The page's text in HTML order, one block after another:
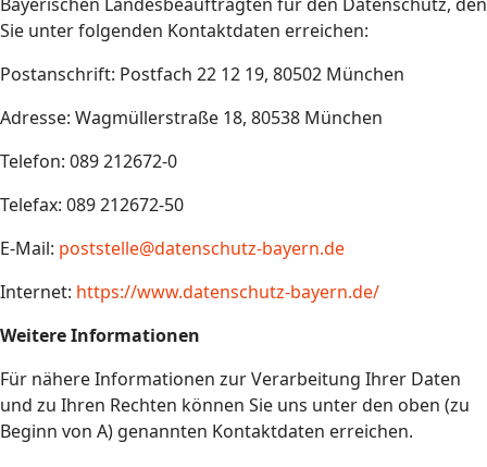
Sie unter folgenden Kontaktdaten erreichen:
Postanschrift: Postfach 22 12 19, 80502 München
Adresse: Wagmüllerstraße 18, 80538 München
Telefon: 089 212672-0
Telefax: 089 212672-50
E-Mail: poststelle@datenschutz-bayern.de
Internet: https://www.datenschutz-bayern.de/
Weitere Informationen
Für nähere Informationen zur Verarbeitung Ihrer Daten
und zu Ihren Rechten können Sie uns unter den oben (zu
Beginn von A) genannten Kontaktdaten erreichen.